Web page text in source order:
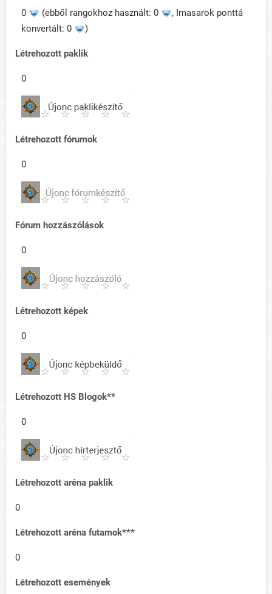
0 (ebből rangokhoz használt: 0
, Imasarok ponttá
konvertált: 0
)
Létrehozott paklik
0
Létrehozott fórumok
0
Fórum hozzászólások
0
Létrehozott képek
0
Létrehozott HS Blogok**
0
Létrehozott aréna paklik
0
Létrehozott aréna futamok***
0
Létrehozott események